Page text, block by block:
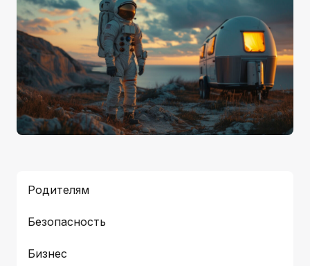
Родителям
Безопасность
Бизнес